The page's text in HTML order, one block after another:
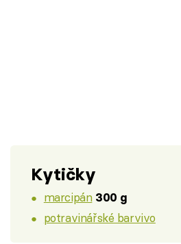
Kytičky
marcipán 300 g
potravinářské barvivo